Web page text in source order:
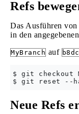
Refs
Das Ausführen von
in den
MyBranch auf
$ git checkout
Neue Refs